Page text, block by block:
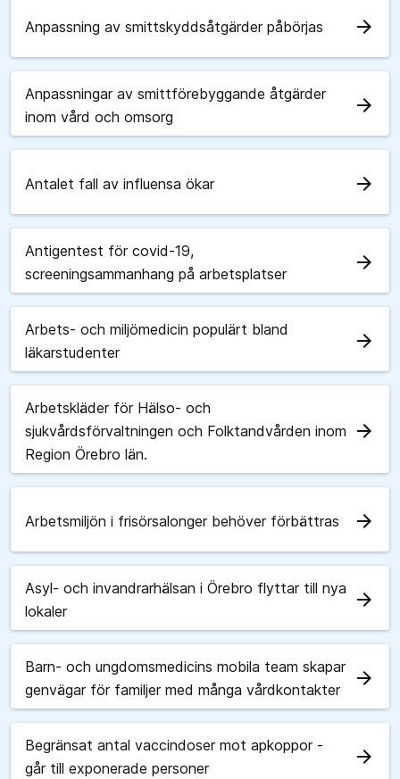
Anpassning av smittskyddsåtgärder påbörjas arrow_forward
Anpassningar av smittförebyggande åtgärder
inom vård och omsorg
arrow_forward
Antalet fall av influensa ökar arrow_forward
Antigentest för covid-19,
screeningsammanhang på arbetsplatser
arrow_forward
Arbets- och miljömedicin populärt bland
läkarstudenter
arrow_forward
Arbetskläder för Hälso- och
sjukvårdsförvaltningen och Folktandvården inom
Region Örebro län.
arrow_forward
Arbetsmiljön i frisörsalonger behöver förbättras arrow_forward
Asyl- och invandrarhälsan i Örebro flyttar till nya
lokaler
arrow_forward
Barn- och ungdomsmedicins mobila team skapar
genvägar för familjer med många vårdkontakter
arrow_forward
Begränsat antal vaccindoser mot apkoppor -
går till exponerade personer
arrow_forward